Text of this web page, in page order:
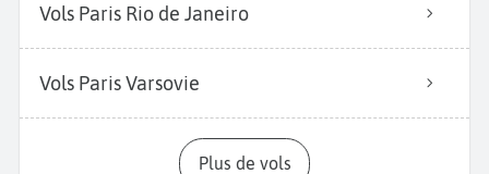
Vols Paris Rio de Janeiro
Vols Paris Varsovie
Plus de vols